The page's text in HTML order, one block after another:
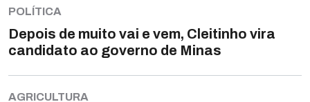
POLÍTICA
Depois de muito vai e vem, Cleitinho vira
candidato ao governo de Minas
AGRICULTURA